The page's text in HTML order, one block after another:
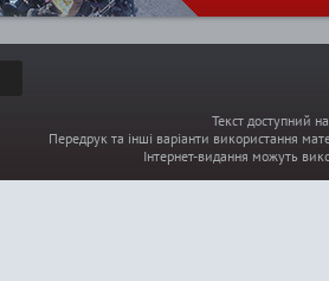
Текст доступний
Передрук та інші варіанти використання
Інтернет-видання можуть